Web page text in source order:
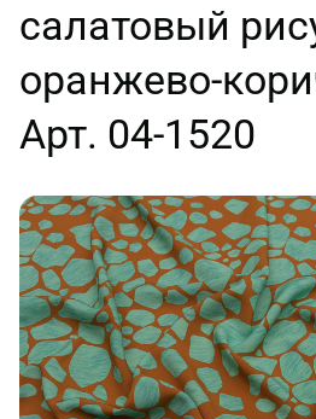
салатовый
оранжево-
Арт. 04-1520